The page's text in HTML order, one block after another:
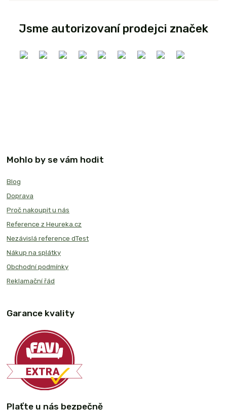
Jsme autorizovaní prodejci značek
Mohlo by se vám hodit
Blog
Doprava
Proč nakoupit u nás
Reference z Heureka.cz
Nezávislá reference dTest
Nákup na splátky
Obchodní podmínky
Reklamační řád
Garance kvality
Plaťte u nás bezpečně